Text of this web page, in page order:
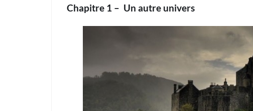
Chapitre 1 – Un autre univers